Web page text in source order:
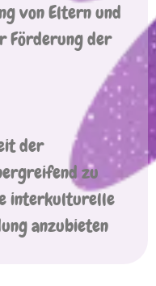
von Eltern und
Förderung der
der
zu
interkulturelle
anzubieten